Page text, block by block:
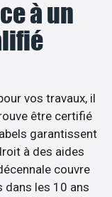
à un
vos travaux, il
être certifié
garantissent
à des aides
couvre
dans les 10 ans